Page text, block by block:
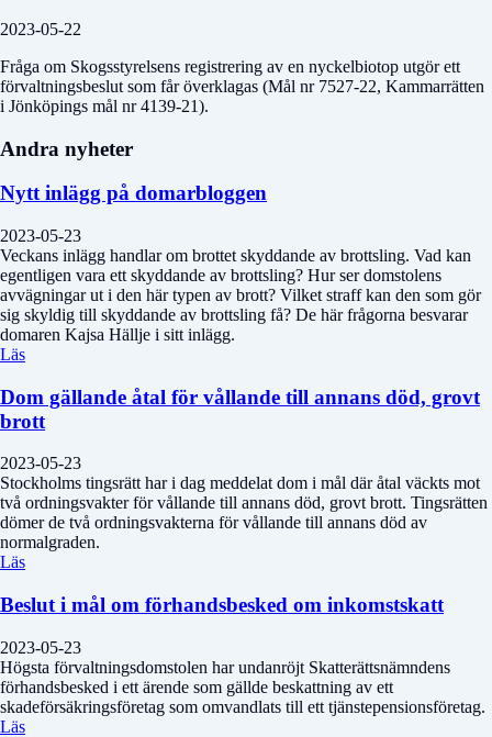
2023-05-22
Fråga om Skogsstyrelsens registrering av en nyckelbiotop utgör ett
förvaltningsbeslut som får överklagas (Mål nr 7527-22, Kammarrätten
i Jönköpings mål nr 4139-21).
Andra nyheter
Nytt inlägg på domarbloggen
2023-05-23
Veckans inlägg handlar om brottet skyddande av brottsling. Vad kan
egentligen vara ett skyddande av brottsling? Hur ser domstolens
avvägningar ut i den här typen av brott? Vilket straff kan den som gör
sig skyldig till skyddande av brottsling få? De här frågorna besvarar
domaren Kajsa Hällje i sitt inlägg.
Läs
Dom gällande åtal för vållande till annans död, grovt
brott
2023-05-23
Stockholms tingsrätt har i dag meddelat dom i mål där åtal väckts mot
två ordningsvakter för vållande till annans död, grovt brott. Tingsrätten
dömer de två ordningsvakterna för vållande till annans död av
normalgraden.
Läs
Beslut i mål om förhandsbesked om inkomstskatt
2023-05-23
Högsta förvaltningsdomstolen har undanröjt Skatterättsnämndens
förhandsbesked i ett ärende som gällde beskattning av ett
skadeförsäkringsföretag som omvandlats till ett tjänstepensionsföretag.
Läs